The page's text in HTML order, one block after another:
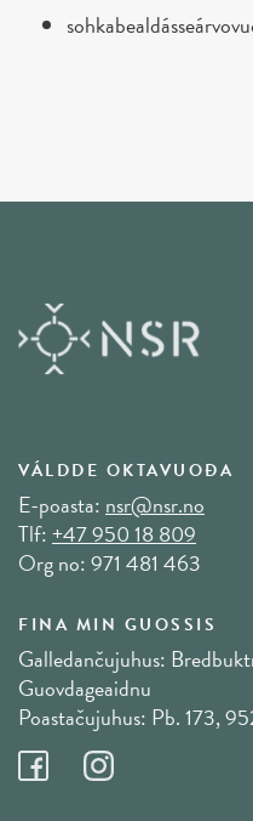
VÁLDDE OKTAVUOĐA
E-poasta:nsr@nsr.no
Tlf:+47 950 18 809
Org no: 971 481 463
FINA MIN GUOSSIS
Galledančujuhus:
Guovdageaidnu
Poastačujuhus: Pb. 173,